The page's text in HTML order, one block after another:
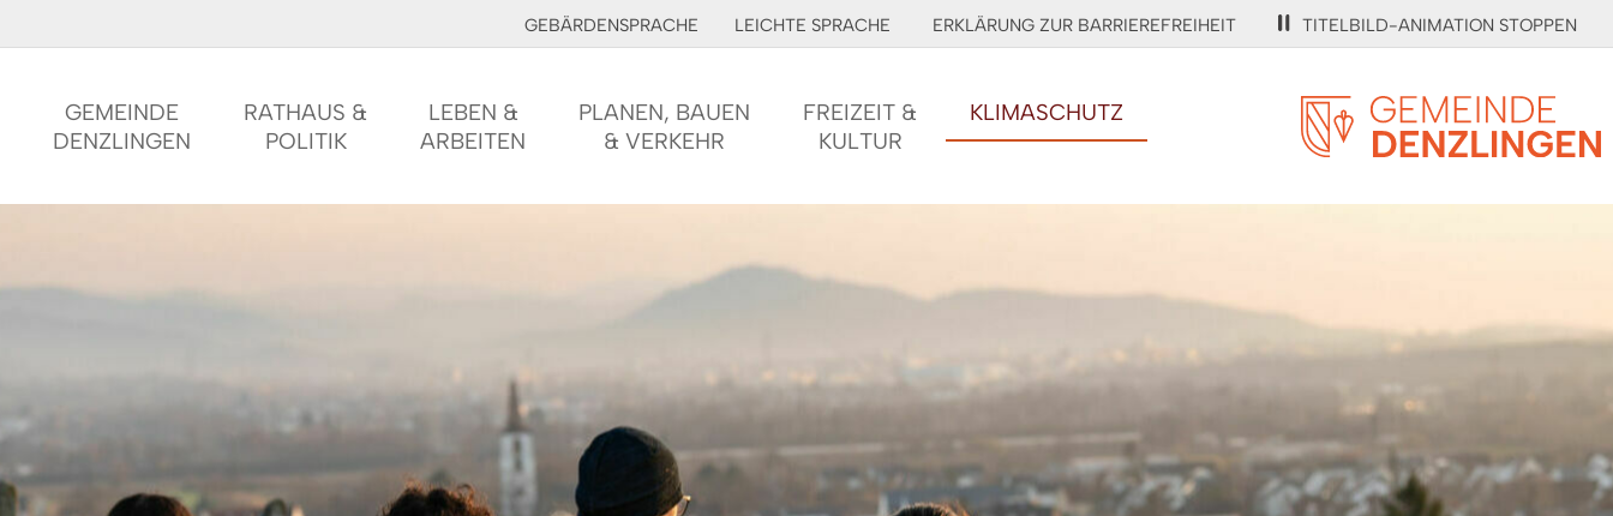
GEBÄRDENSPRACHE LEICHTE SPRACHE ERKLÄRUNG ZUR BARRIEREFREIHEIT TITELBILD-ANIMATION STOPPEN
GEMEINDE
DENZLINGEN
RATHAUS &
POLITIK
LEBEN &
ARBEITEN
PLANEN, BAUEN
& VERKEHR
FREIZEIT &
KULTUR
KLIMASCHUTZ